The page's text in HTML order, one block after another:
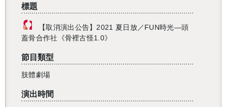
標題
【取消演出公告】2021 夏日放／FUN時光—頭
蓋骨合作社《骨裡古怪1.0》
節目類型
肢體劇場
演出時間